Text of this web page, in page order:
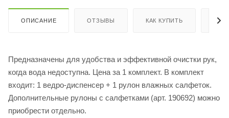
ОПИСАНИЕ ОТЗЫВЫ КАК КУПИТЬ
Предназначены для удобства и эффективной очистки рук,
когда вода недоступна. Цена за 1 комплект. В комплект
входит: 1 ведро-диспенсер + 1 рулон влажных салфеток.
Дополнительные рулоны с салфетками (арт. 190692) можно
приобрести отдельно.